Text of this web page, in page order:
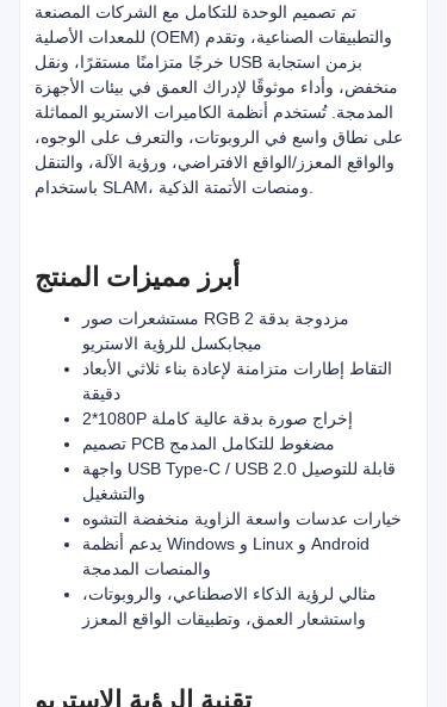
تم تصميم الوحدة للتكامل مع الشركات المصنعة
للمعدات الأصلية (OEM) والتطبيقات الصناعية، وتقدم
خرجًا متزامنًا مستقرًا، ونقل USB بزمن استجابة
منخفض، وأداء موثوقًا لإدراك العمق في بيئات الأجهزة
المدمجة. تُستخدم أنظمة الكاميرات الاستريو المماثلة
على نطاق واسع في الروبوتات، والتعرف على الوجوه،
والواقع المعزز/الواقع الافتراضي، ورؤية الآلة، والتنقل
أبرز مميزات المنتج
مستشعرات صور RGB مزدوجة بدقة 2
ميجابكسل للرؤية الاستريو
التقاط إطارات متزامنة لإعادة بناء ثلاثي الأبعاد
دقيقة
2*1080P إخراج صورة بدقة عالية كاملة
تصميم PCB مضغوط للتكامل المدمج
واجهة USB Type-C / USB 2.0 قابلة للتوصيل
والتشغيل
خيارات عدسات واسعة الزاوية منخفضة التشوه
يدعم أنظمة Windows و Linux و Android
والمنصات المدمجة
مثالي لرؤية الذكاء الاصطناعي، والروبوتات،
واستشعار العمق، وتطبيقات الواقع المعزز
تقنية الرؤية الاستريو